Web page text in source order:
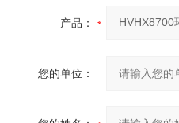
产品：
您的单位：